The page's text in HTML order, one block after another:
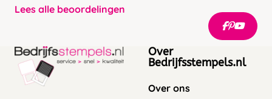
Lees alle beoordelingen
Over
Bedrijfsstempels.nl
Over ons